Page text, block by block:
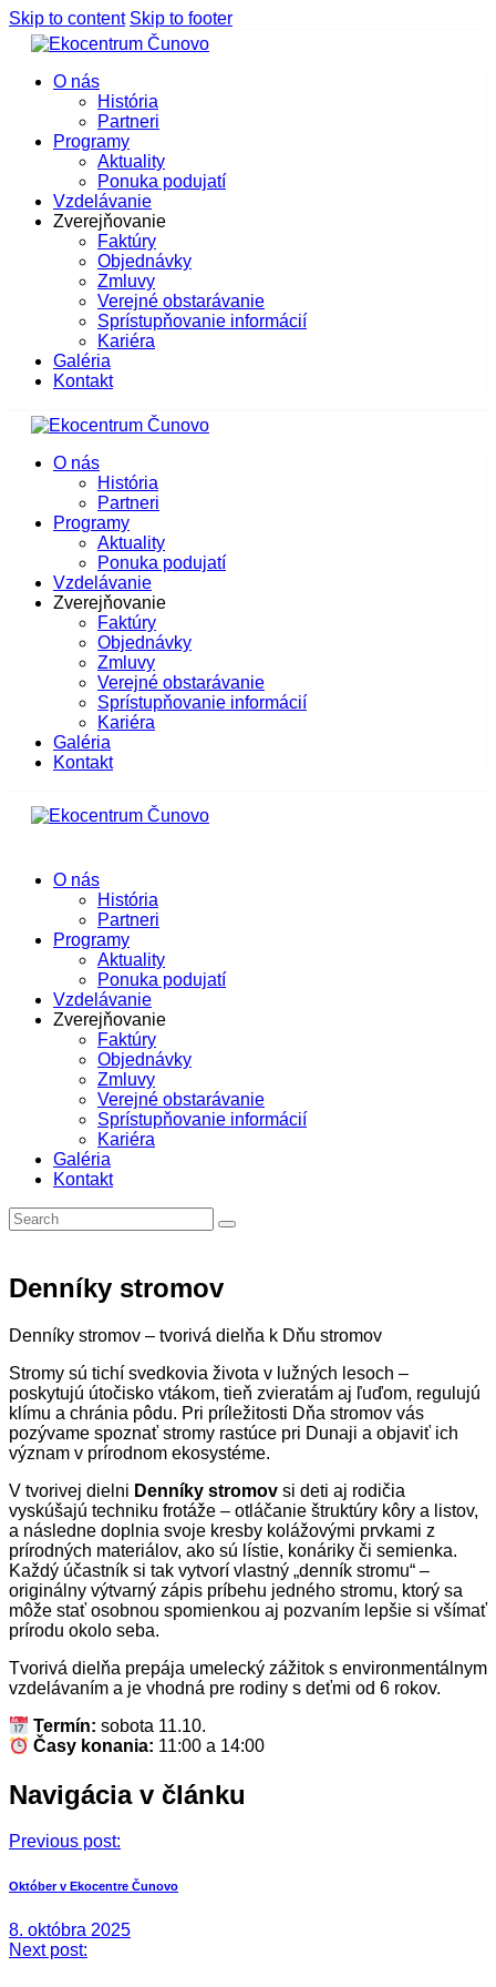
Skip to content Skip to footer
O nás
História
Partneri
Programy
Aktuality
Ponuka podujatí
Vzdelávanie
Zverejňovanie
Faktúry
Objednávky
Zmluvy
Verejné obstarávanie
Sprístupňovanie informácií
Kariéra
Galéria
Kontakt
O nás
História
Partneri
Programy
Aktuality
Ponuka podujatí
Vzdelávanie
Zverejňovanie
Faktúry
Objednávky
Zmluvy
Verejné obstarávanie
Sprístupňovanie informácií
Kariéra
Galéria
Kontakt
O nás
História
Partneri
Programy
Aktuality
Ponuka podujatí
Vzdelávanie
Zverejňovanie
Faktúry
Objednávky
Zmluvy
Verejné obstarávanie
Sprístupňovanie informácií
Kariéra
Galéria
Kontakt
Denníky stromov
Denníky stromov – tvorivá dielňa k Dňu stromov
Stromy sú tichí svedkovia života v lužných lesoch –
poskytujú útočisko vtákom, tieň zvieratám aj ľuďom, regulujú
klímu a chránia pôdu. Pri príležitosti Dňa stromov vás
pozývame spoznať stromy rastúce pri Dunaji a objaviť ich
význam v prírodnom ekosystéme.
V tvorivej dielni Denníky stromov si deti aj rodičia
vyskúšajú techniku frotáže – otláčanie štruktúry kôry a listov,
a následne doplnia svoje kresby kolážovými prvkami z
prírodných materiálov, ako sú lístie, konáriky či semienka.
Každý účastník si tak vytvorí vlastný „denník stromu“ –
originálny výtvarný zápis príbehu jedného stromu, ktorý sa
môže stať osobnou spomienkou aj pozvaním lepšie si všímať
prírodu okolo seba.
Tvorivá dielňa prepája umelecký zážitok s environmentálnym
vzdelávaním a je vhodná pre rodiny s deťmi od 6 rokov.
Termín: sobota 11.10.
Časy konania: 11:00 a 14:00
Navigácia v článku
Previous post:
Október v Ekocentre Čunovo
8. októbra 2025
Next post: